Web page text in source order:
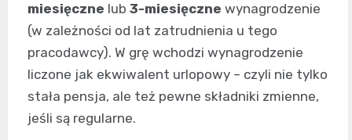
miesięczne lub 3-miesięczne wynagrodzenie
(w zależności od lat zatrudnienia u tego
pracodawcy). W grę wchodzi wynagrodzenie
liczone jak ekwiwalent urlopowy – czyli nie tylko
stała pensja, ale też pewne składniki zmienne,
jeśli są regularne.